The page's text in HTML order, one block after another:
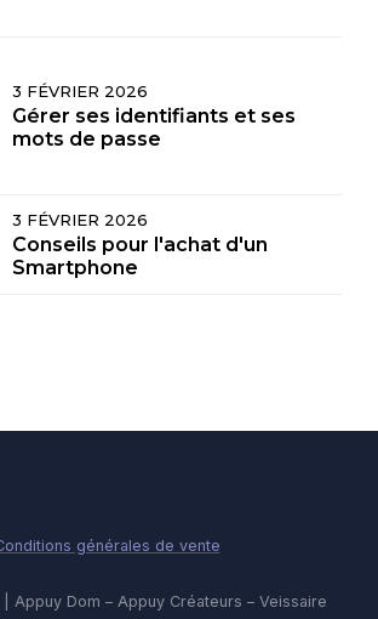
3 FÉVRIER 2026
Gérer ses identifiants et ses
mots de passe
3 FÉVRIER 2026
Conseils pour l'achat d'un
Smartphone
générales de vente
Appuy Dom – Appuy Créateurs – Veissaire